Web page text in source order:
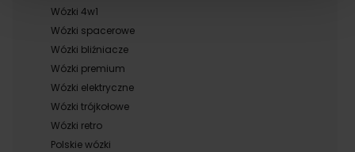
Wózki 4w1
Wózki spacerowe
Wózki bliźniacze
Wózki premium
Wózki elektryczne
Wózki trójkołowe
Wózki retro
Polskie wózki